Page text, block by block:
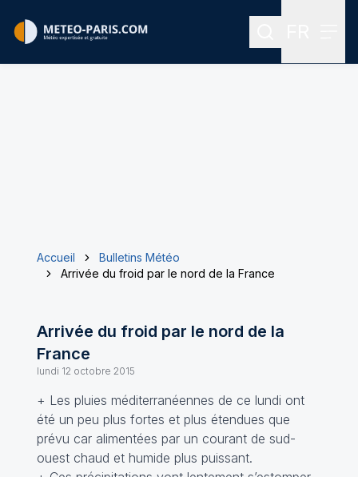
Rechercher
Accueil
Bulletins Météo
Arrivée du froid par le nord de la France
Arrivée du froid par le nord de la
France
lundi 12 octobre 2015
+ Les pluies méditerranéennes de ce lundi ont
été un peu plus fortes et plus étendues que
prévu car alimentées par un courant de sud-
ouest chaud et humide plus puissant.